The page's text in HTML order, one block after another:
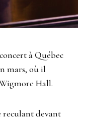
à Québec
mars, où il
Hall.
reculant devant